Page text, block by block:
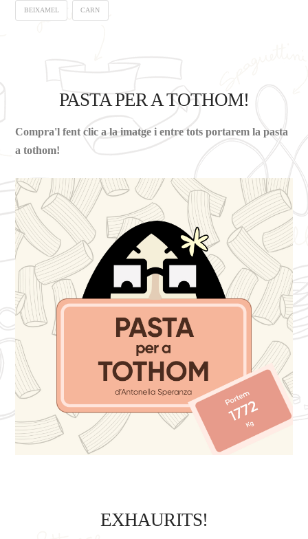
BEIXAMEL CARN
PASTA PER A TOTHOM!
Compra'l fent clic a la imatge i entre tots portarem la pasta
a tothom!
EXHAURITS!